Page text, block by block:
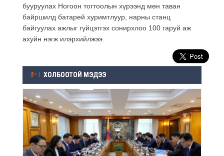
бууруулах Ногоон тогтоолын хүрээнд мөн таван
байршилд батарей хуримтлуур, нарны станц
байгуулах ажлыг гүйцэтгэх сонирхлоо 100 гаруй аж
ахуйн нэгж илэрхийлжээ.
ХОЛБООТОЙ МЭДЭЭ